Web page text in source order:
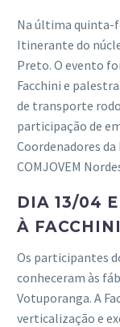
Na última quinta-
Itinerante do
Preto. O evento
Facchini e
de transporte
participação de
Coordenadores
COMJOVEM
DIA 13/04
À FACCHINI
Os participantes
conheceram às
Votuporanga. A
verticalização e